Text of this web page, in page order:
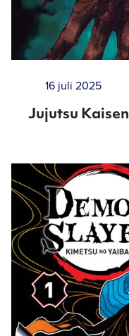
16 juli 2025
Jujutsu Kaisen